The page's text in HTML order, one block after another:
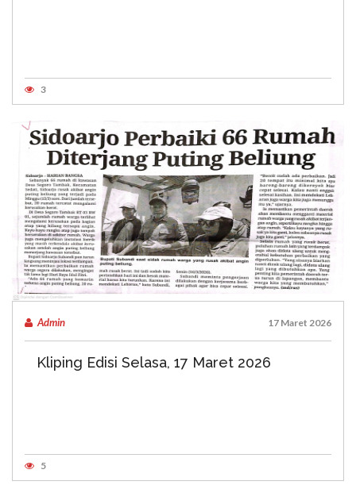
3
Admin 17 Maret 2026
Kliping Edisi Selasa, 17 Maret 2026
5